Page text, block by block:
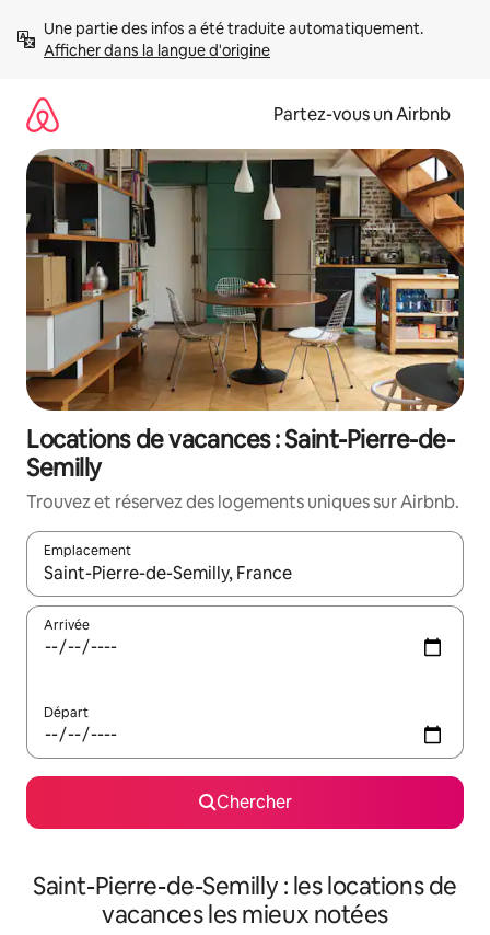
directement
Afficher dans la langue d'origine
Partez-vous un Airbnb
Locations de vacances : Saint-Pierre-de-
Semilly
Trouvez et réservez des logements uniques sur Airbnb.
Emplacement
Quand les résultats sont affichés, parcourez-les en utilisant
Arrivée
Départ
Chercher
Saint-Pierre-de-Semilly : les locations de
vacances les mieux notées